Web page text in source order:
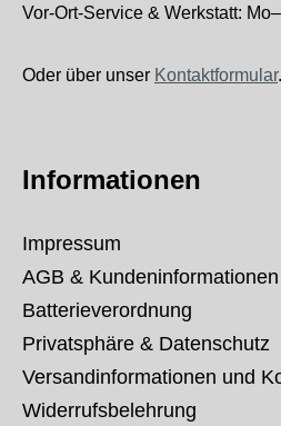
Vor-Ort-Service & Werkstatt:
Oder über unser Kontaktformular.
Informationen
Impressum
AGB & Kundeninformationen
Batterieverordnung
Privatsphäre & Datenschutz
Versandinformationen und
Widerrufsbelehrung